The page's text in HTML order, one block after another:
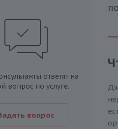
ответят на
вопрос по услуге.
вопрос